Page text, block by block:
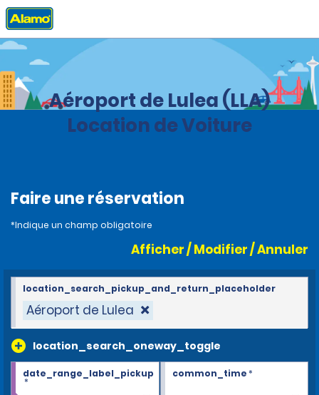
Accueil Agences
Aéroport de Lulea (LLA)
Location de Voiture
Faire une réservation
*Indique un champ obligatoire
Afficher / Modifier / Annuler
Aéroport de Lulea
location_search_oneway_toggle
location_search_pickup_and_return_placeholder
date_range_label_pickup
*
common_time*